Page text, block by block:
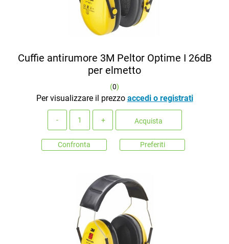
Cuffie antirumore 3M Peltor Optime I 26dB
per elmetto
(0)
Per visualizzare il prezzo accedi o registrati
Acquista
Confronta Preferiti